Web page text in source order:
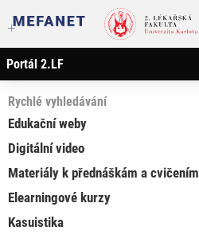
Portál 2.LF
Rychlé vyhledávání
Edukační weby
Digitální video
Materiály k přednáškám a cvičením
Elearningové kurzy
Kasuistika